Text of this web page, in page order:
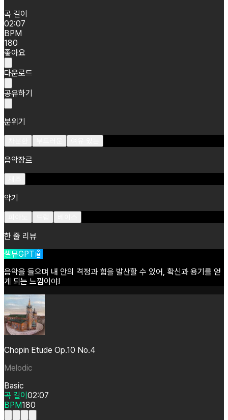
곡 길이
02:07
BPM
180
좋아요
다운로드
공유하기
분위기
음악장르
악기
한 줄 리뷰
셀뮤GPT🤖
음악을 들으며 내 안의 격정과 힘을 발산할 수 있어, 확신과 용기를 얻
게 되는 느낌이야!
Chopin Etude Op.10 No.4
Melodic
Basic
곡 길이 02:07
BPM180